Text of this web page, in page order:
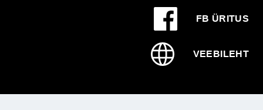
FB ÜRITUS
VEEBILEHT